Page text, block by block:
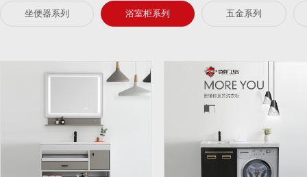
坐便器系列 浴室柜系列 五金系列